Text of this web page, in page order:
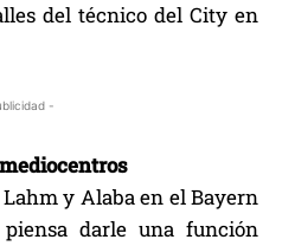
del técnico del City en
-
y Alaba en el Bayern
darle una función